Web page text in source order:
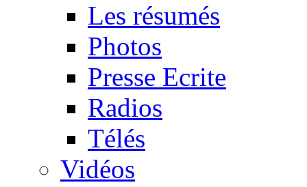
Les résumés
Photos
Presse Ecrite
Radios
Télés
Vidéos